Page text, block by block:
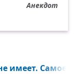
Анекдот
имеет. Самое